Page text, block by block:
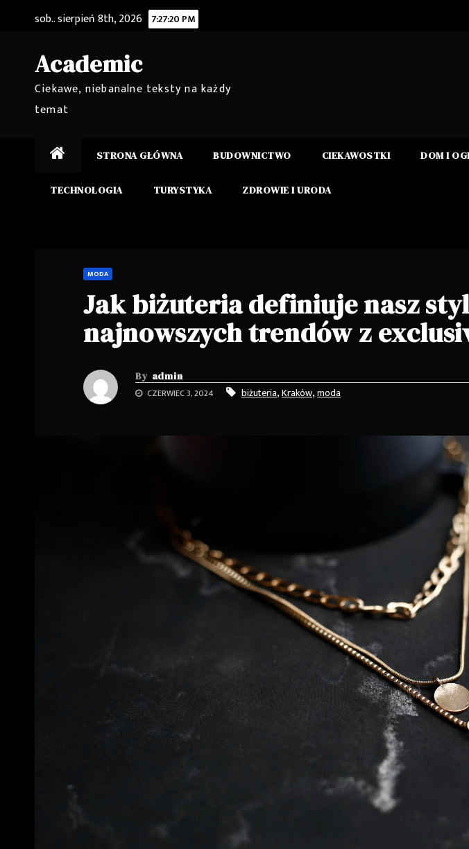
sob.. sierpień 8th, 2026 7:27:22 PM
Academic
Ciekawe, niebanalne teksty na każdy
temat
STRONA GŁÓWNA BUDOWNICTWO CIEKAWOSTKI DOM I
TECHNOLOGIA TURYSTYKA ZDROWIE I URODA
MODA
Jak biżuteria definiuje nasz
najnowszych trendów z
By admin
CZERWIEC 3, 2024
biżuteria,Kraków,moda